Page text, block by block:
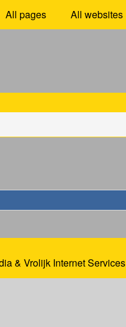
All pages All websites
& Vrolijk Internet Services